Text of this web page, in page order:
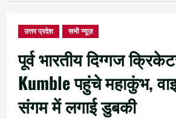
उत्तर प्रदेश सभी न्यूज़
पूर्व भारतीय दिग्गज
Kumble पहुंचे महाकुंभ,
संगम में लगाई डुबकी